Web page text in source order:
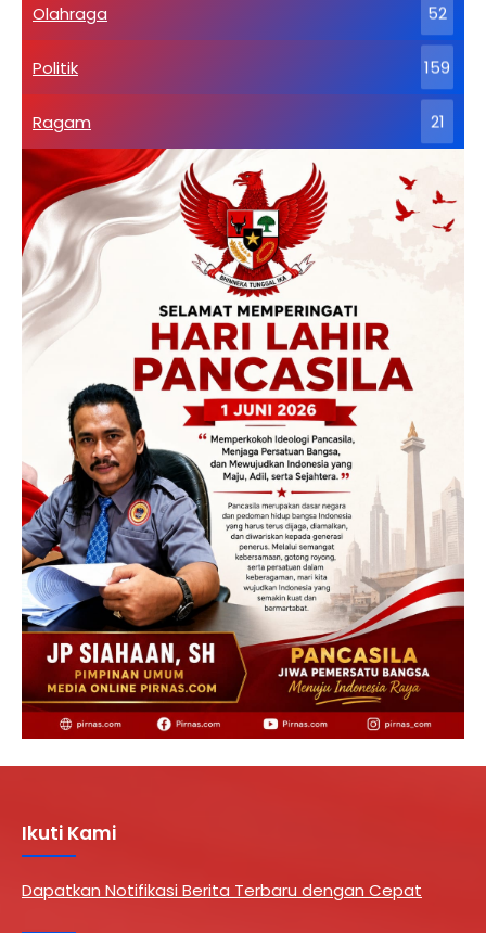
Olahraga 52
Politik 159
Ragam 21
Ikuti Kami
Dapatkan Notifikasi Berita Terbaru dengan Cepat